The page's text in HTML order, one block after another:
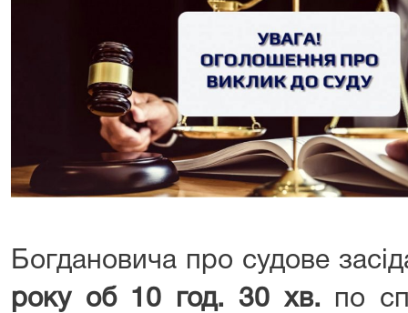
Богдановича про судове
року об 10 год. 30 хв. по